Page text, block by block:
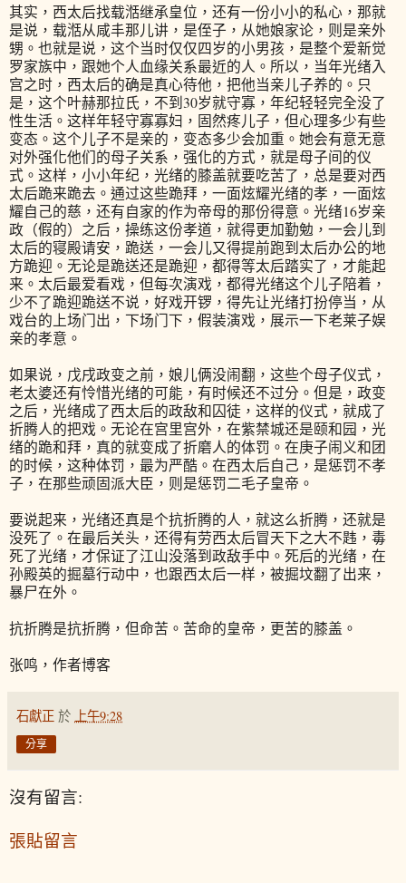
其实，西太后找载湉继承皇位，还有一份小小的私心，那就
是说，载湉从咸丰那儿讲，是侄子，从她娘家论，则是亲外
甥。也就是说，这个当时仅仅四岁的小男孩，是整个爱新觉
罗家族中，跟她个人血缘关系最近的人。所以，当年光绪入
宫之时，西太后的确是真心待他，把他当亲儿子养的。只
是，这个叶赫那拉氏，不到30岁就守寡，年纪轻轻完全没了
性生活。这样年轻守寡寡妇，固然疼儿子，但心理多少有些
变态。这个儿子不是亲的，变态多少会加重。她会有意无意
对外强化他们的母子关系，强化的方式，就是母子间的仪
式。这样，小小年纪，光绪的膝盖就要吃苦了，总是要对西
太后跪来跪去。通过这些跪拜，一面炫耀光绪的孝，一面炫
耀自己的慈，还有自家的作为帝母的那份得意。光绪16岁亲
政（假的）之后，操练这份孝道，就得更加勤勉，一会儿到
太后的寝殿请安，跪送，一会儿又得提前跑到太后办公的地
方跪迎。无论是跪送还是跪迎，都得等太后踏实了，才能起
来。太后最爱看戏，但每次演戏，都得光绪这个儿子陪着，
少不了跪迎跪送不说，好戏开锣，得先让光绪打扮停当，从
戏台的上场门出，下场门下，假装演戏，展示一下老莱子娱
亲的孝意。
如果说，戊戌政变之前，娘儿俩没闹翻，这些个母子仪式，
老太婆还有怜惜光绪的可能，有时候还不过分。但是，政变
之后，光绪成了西太后的政敌和囚徒，这样的仪式，就成了
折腾人的把戏。无论在宫里宫外，在紫禁城还是颐和园，光
绪的跪和拜，真的就变成了折磨人的体罚。在庚子闹义和团
的时候，这种体罚，最为严酷。在西太后自己，是惩罚不孝
子，在那些顽固派大臣，则是惩罚二毛子皇帝。
要说起来，光绪还真是个抗折腾的人，就这么折腾，还就是
没死了。在最后关头，还得有劳西太后冒天下之大不韪，毒
死了光绪，才保证了江山没落到政敌手中。死后的光绪，在
孙殿英的掘墓行动中，也跟西太后一样，被掘坟翻了出来，
暴尸在外。
抗折腾是抗折腾，但命苦。苦命的皇帝，更苦的膝盖。
张鸣，作者博客
石獻正 於 上午9:28
分享
沒有留言:
張貼留言